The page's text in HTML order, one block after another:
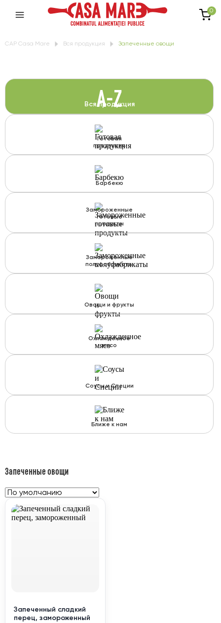
0
CAP Casa Mare Вся продукция Запеченные овощи
A-Z
Вся продукция
Готовая
продукция
Барбекю
Замороженные
готовые
продукты
Замороженные
полуфабрикаты
Овощи и фрукты
Охлажденное
мясо
Соусы и Специи
Ближе к нам
Запеченные овощи
Запеченный сладкий
перец, замороженный